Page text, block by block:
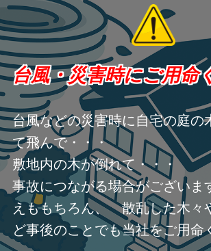
台風・災害時にご用命
台風などの災害時に自宅の庭の
て飛んで・・・
敷地内の木が倒れて・・・
事故につながる場合がございま
えももちろん、 散乱した木々
ど事後のことでも当社をご用命